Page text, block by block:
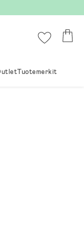
Tuotemerkit